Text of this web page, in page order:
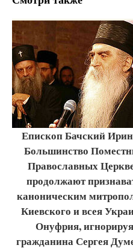
Епископ Бачский
Большинство
Православных
продолжают
каноническим
Киевского и всея
Онуфрия, игнорируя
гражданина Сергея